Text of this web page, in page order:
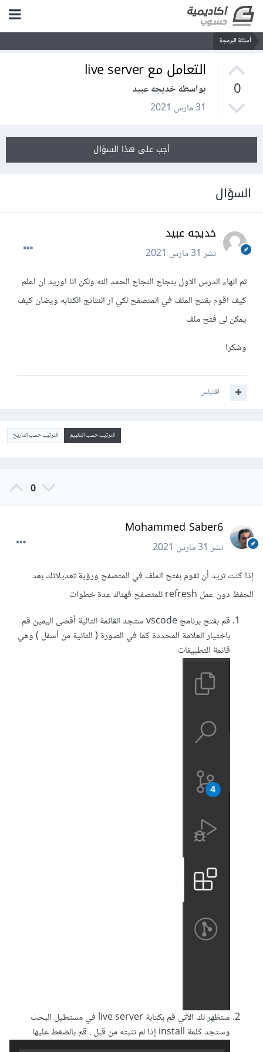
أسئلة البرمجة
0
التعامل مع live server
بواسطة خديجه عبيد
31 مارس 2021
أجب على هذا السؤال
السؤال
خديجه عبيد
نشر31 مارس 2021
تم انهاء الدرس الاول بنجاح النجاح الحمد الله ولكن انا اوريد ان اعلم
كيف اقوم بقتح الملف في المتصفح لكي ار النتائج الكتابه ويضان كيف
يمكن لى فتح ملف
وشكرا
اقتباس
الترتيب حسب التقييم الترتيب حسب التاريخ
0
Mohammed Saber6
نشر31 مارس 2021
إذا كنت تريد أن تقوم بفتح الملف في المتصفح ورؤية تعديلاتك بعد
الحفظ دون عمل refresh للمتصفح فهناك عدة خطوات
قم بفتح برنامج vscode ستجد القائمة التالية أقصى اليمين قم
باختيار العلامة المحددة كما في الصورة ( الثانية من أسفل ) وهي
قائمة التطبيقات
ستظهر لك الآتي قم بكتابة live server في مستطيل البحث
وستجد كلمة install إذا لم تثبته من قبل . قم بالضغط عليها